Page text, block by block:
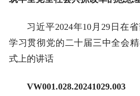
习近平2024年10月29日在
学习贯彻党的二十届三中全会
式上的讲话
VW001.028.20241029.003